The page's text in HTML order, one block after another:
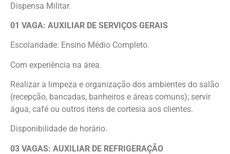
Dispensa Militar.
01 VAGA: AUXILIAR DE SERVIÇOS GERAIS
Escolaridade: Ensino Médio Completo.
Com experiência na área.
Realizar a limpeza e organização dos ambientes do salão
(recepção, bancadas, banheiros e áreas comuns); servir
água, café ou outros itens de cortesia aos clientes.
Disponibilidade de horário.
03 VAGAS: AUXILIAR DE REFRIGERAÇÃO